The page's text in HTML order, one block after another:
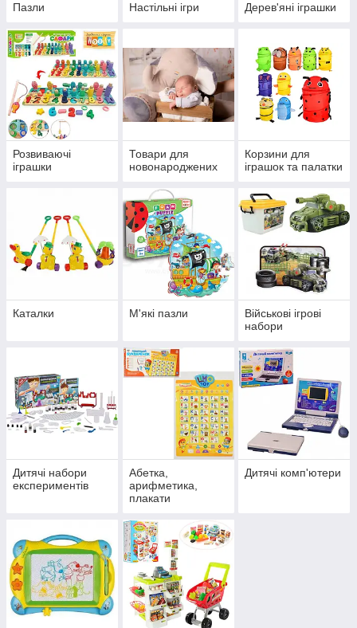
Пазли Настільні ігри Дерев'яні іграшки
Розвиваючі
іграшки
Товари для
новонароджених
Корзини для
іграшок та палатки
Каталки М'які пазли
Військові ігрові
набори
Дитячі набори
експериментів
Абетка,
арифметика,
плакати
Дитячі комп'ютери